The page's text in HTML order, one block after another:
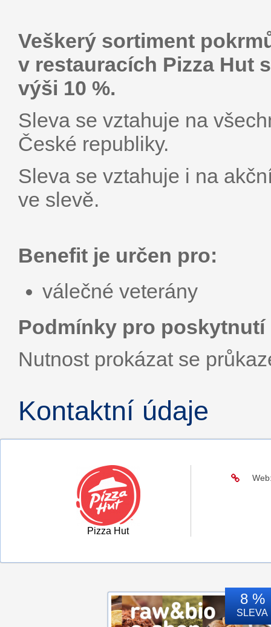
Veškerý sortiment
v restauracích Pizza Hut
výši 10 %.
Sleva se vztahuje na
České republiky.
Sleva se vztahuje i na
ve slevě.
Benefit je určen pro:
válečné veterány
Podmínky pro poskytnutí
Nutnost prokázat se
Kontaktní údaje
Pizza Hut
8 %
SLEVA